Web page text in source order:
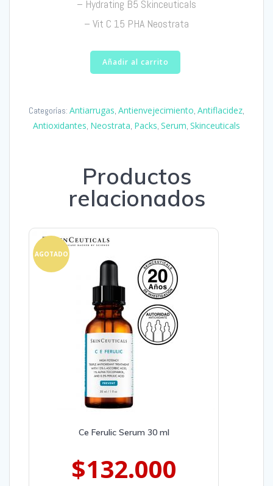
– Hydrating B5 Skinceuticals
– Vit C 15 PHA Neostrata
Añadir al carrito
Categorías: Antiarrugas, Antienvejecimiento, Antiflacidez,
Antioxidantes, Neostrata, Packs, Serum, Skinceuticals
Productos
relacionados
AGOTADO
Ce Ferulic Serum 30 ml
$132.000